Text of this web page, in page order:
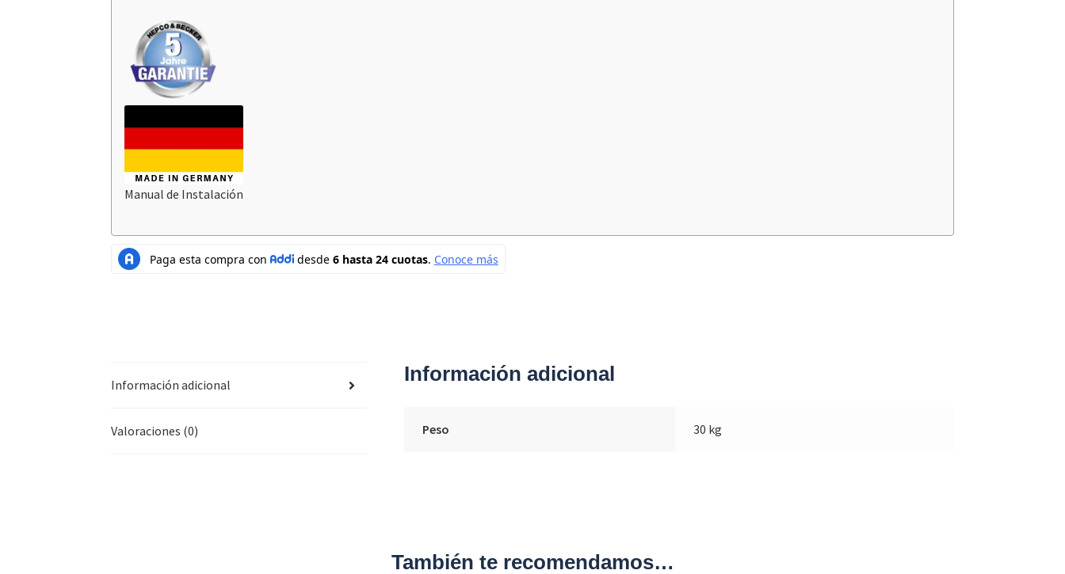
Manual de Instalación
Información adicional
Valoraciones (0)
Información adicional
Peso 30 kg
También te recomendamos…